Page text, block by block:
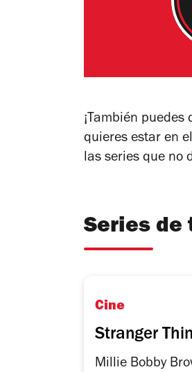
¡También
quieres estar en
las series que no
Series de
Cine
Stranger
Millie Bobby